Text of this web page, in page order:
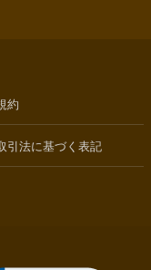
約
引法に基づく表記